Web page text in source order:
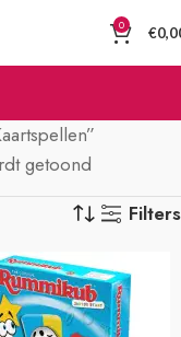
0 €
getoond
Filters